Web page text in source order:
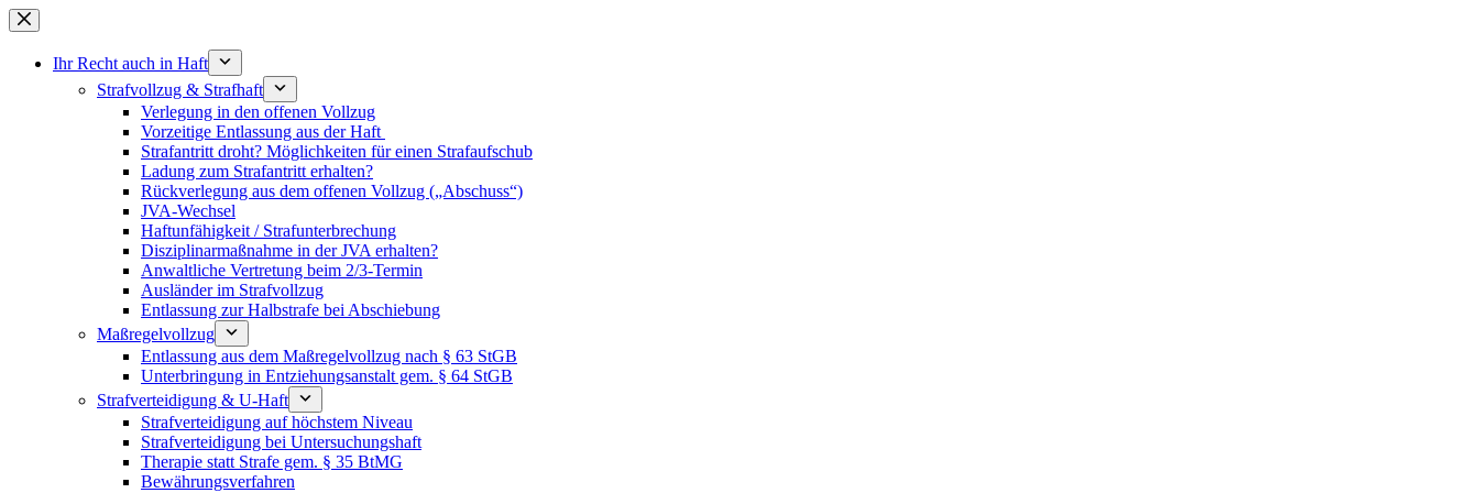
Zum
Inhalt
springenIhr Recht auch in Haft
Strafvollzug & Strafhaft
Verlegung in den offenen Vollzug
Vorzeitige Entlassung aus der Haft
Strafantritt droht? Möglichkeiten für einen Strafaufschub
Ladung zum Strafantritt erhalten?
Rückverlegung aus dem offenen Vollzug („Abschuss“)
JVA-Wechsel
Haftunfähigkeit / Strafunterbrechung
Disziplinarmaßnahme in der JVA erhalten?
Anwaltliche Vertretung beim 2/3-Termin
Ausländer im Strafvollzug
Entlassung zur Halbstrafe bei Abschiebung
Maßregelvollzug
Entlassung aus dem Maßregelvollzug nach § 63 StGB
Unterbringung in Entziehungsanstalt gem. § 64 StGB
Strafverteidigung & U-Haft
Strafverteidigung auf höchstem Niveau
Strafverteidigung bei Untersuchungshaft
Therapie statt Strafe gem. § 35 BtMG
Bewährungsverfahren